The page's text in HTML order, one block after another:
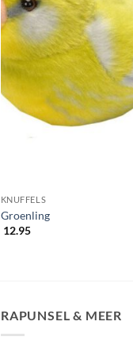
KNUFFELS
Groenling
12.95
RAPUNSEL & MEER